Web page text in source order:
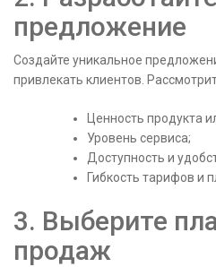
предложение
Создайте уникальное
привлекать клиентов.
Ценность продукта
Уровень сервиса;
Доступность и
Гибкость тарифов и
3. Выберите
продаж